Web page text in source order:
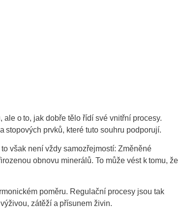
o to, jak dobře tělo řídí své vnitřní procesy.
stopových prvků, které tuto souhru podporují.
však není vždy samozřejmostí: Změněné
obnovu minerálů. To může vést k tomu, že
poměru. Regulační procesy jsou tak
zátěží a přísunem živin.